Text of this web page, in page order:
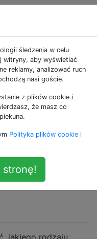
i
i
jakiego rodzaju
śledzenia w celu
witryny, aby wyświetlać
reklamy, analizować ruch
nasi goście.
z plików cookie i
że masz co
Polityka plików cookie i
stronę!